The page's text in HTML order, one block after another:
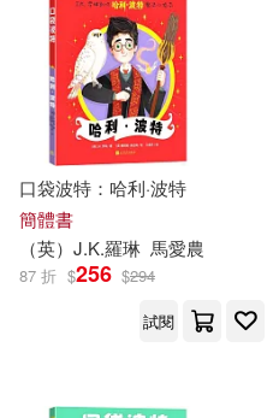
口袋波特：哈利·波特
簡體書
（英） J.K.羅琳 馬愛農
87 折 $256 $294
試閱